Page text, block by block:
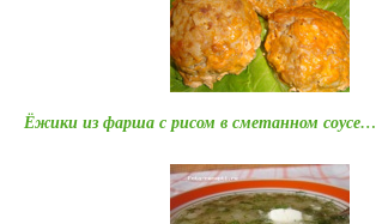
Ёжики из фарша с рисом в сметанном соусе…